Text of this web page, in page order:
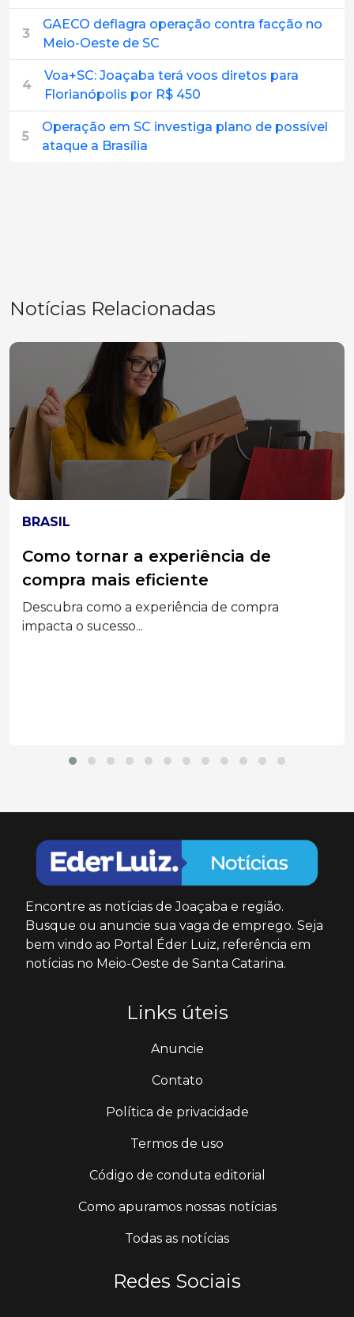
3
GAECO deflagra operação contra facção no
Meio-Oeste de SC
4
Voa+SC: Joaçaba terá voos diretos para
Florianópolis por R$ 450
5
Operação em SC investiga plano de possível
ataque a Brasília
Notícias Relacionadas
ELEIÇÕES 2026
MPT-SC divulga acórdão do TST que
condenou Associações Empresariais
e seus Dirigentes por assédio
eleitoral
Encontre as notícias de Joaçaba e região.
Busque ou anuncie sua vaga de emprego. Seja
bem vindo ao Portal Éder Luiz, referência em
notícias no Meio-Oeste de Santa Catarina.
Links úteis
Anuncie
Contato
Política de privacidade
Termos de uso
Código de conduta editorial
Como apuramos nossas notícias
Todas as notícias
Redes Sociais